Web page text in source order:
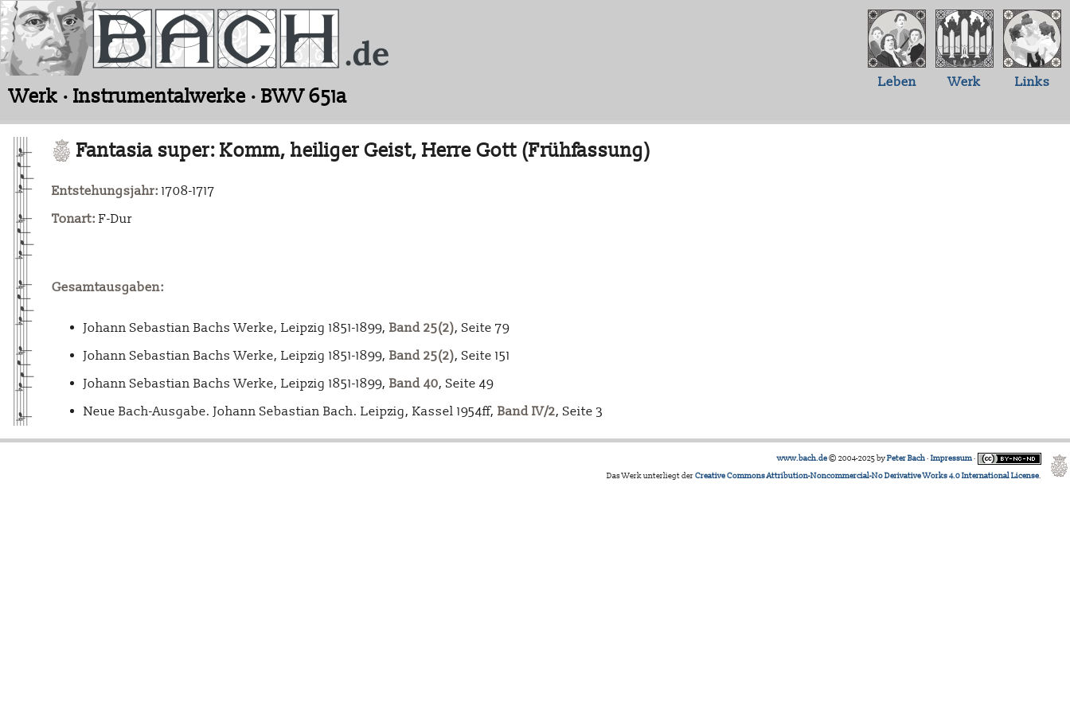
Werk · Instrumentalwerke · BWV 651a
Leben Werk Links
Fantasia super: Komm, heiliger Geist, Herre Gott (Frühfassung)
Entstehungsjahr: 1708-1717
Tonart: F-Dur
Gesamtausgaben:
Johann Sebastian Bachs Werke, Leipzig 1851-1899, Band 25(2), Seite 79
Johann Sebastian Bachs Werke, Leipzig 1851-1899, Band 25(2), Seite 151
Johann Sebastian Bachs Werke, Leipzig 1851-1899, Band 40, Seite 49
Neue Bach-Ausgabe. Johann Sebastian Bach. Leipzig, Kassel 1954ff, Band IV/2, Seite 3
www.bach.de© 2004-2025 byPeter Bach· Impressum·
Das Werk unterliegt derCreative Commons Attribution-Noncommercial-No Derivative Works 4.0 International License.